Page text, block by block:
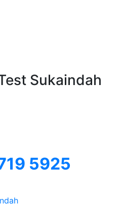
Sukaindah
5925